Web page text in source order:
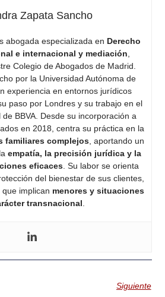
Zapata Sancho
abogada especializada en Derecho
e internacional y mediación,
Colegio de Abogados de Madrid.
por la Universidad Autónoma de
experiencia en entornos jurídicos
paso por Londres y su trabajo en el
BBVA. Desde su incorporación a
en 2018, centra su práctica en la
familiares complejos, aportando un
empatía, la precisión jurídica y la
eficaces. Su labor se orienta
del bienestar de sus clientes,
implican menores y situaciones
transnacional.
Siguiente